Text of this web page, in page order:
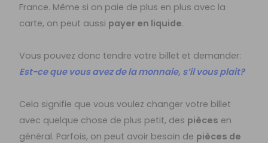
France. Même si on paie de plus en plus avec la
carte, on peut aussi payer en liquide.
Vous pouvez donc tendre votre billet et demander:
Est-ce que vous avez de la monnaie, s’il vous plait?
Cela signifie que vous voulez changer votre billet
avec quelque chose de plus petit, des pièces en
général. Parfois, on peut avoir besoin de pièces de